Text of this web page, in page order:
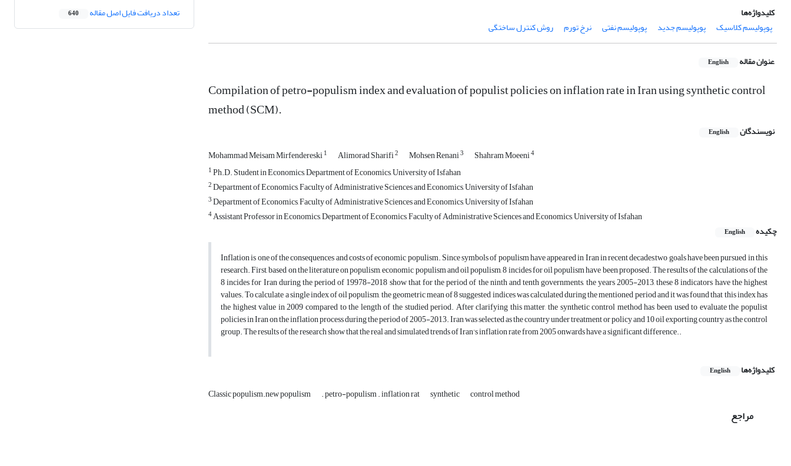
کلیدواژه‌ها
پوپولیسم کلاسیک
پوپولیسم جدید پوپولیسم نفتی نرخ تورم روش کنترل ساختگی
عنوان مقاله English
Compilation of petro-populism index and evaluation of populist policies on inflation rate in Iran using synthetic control
method (SCM).
نویسندگان English
Mohammad Meisam Mirfendereski1 Alimorad Sharifi2 Mohsen Renani3 Shahram Moeeni4
1Ph.D. Student in Economics, Department of Economics, University of Isfahan
2Department of Economics, Faculty of Administrative Sciences and Economics, University of Isfahan
3Department of Economics, Faculty of Administrative Sciences and Economics, University of Isfahan
4Assistant Professor in Economics, Department of Economics, Faculty of Administrative Sciences and Economics, University of Isfahan
چکیده
English
Inflation is one of the consequences and costs of economic populism. Since symbols of populism have appeared in Iran in recent decades,two goals have been pursued in this
research. First, based on the literature on populism, economic populism and oil populism, 8 incides for oil populism have been proposed. The results of the calculations of the
8 incides for Iran during the period of 19978-2018 show that for the period of the ninth and tenth governments, the years 2005-2013, these 8 indicators have the highest
values. To calculate a single index of oil populism, the geometric mean of 8 suggested indices was calculated during the mentioned period and it was found that this index has
the highest value in 2009 compared to the length of the studied period. After clarifying this matter, the synthetic control method has been used to evaluate the populist
policies in Iran on the inflation process during the period of 2005-2013. Iran was selected as the country under treatment or policy and 10 oil exporting country as the control
group. The results of the research show that the real and simulated trends of Iran's inflation rate from 2005 onwards have a significant difference.. ‬‬‬‬‬‬‬‬‬‬‬‬‬‬‬‬‬‬‬‬‬‬‬‬‬‬‬‬‬‬‬‬‬‬‬‬‬‬‬‬‬‬‬‬‬‬‬‬‬‬ ‬‬‬‬‬‬‬‬‬‬‬‬‬‬‬‬‬‬‬‬‬‬‬‬
کلیدواژه‌ها English
Classic populism.new populism . petro-populism . inflation rat synthetic control method
مراجع
تعداد دریافت فایل اصل مقاله 640